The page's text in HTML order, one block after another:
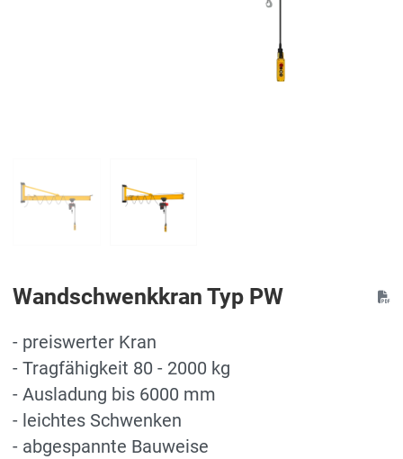
Wandschwenkkran Typ PW
- preiswerter Kran
- Tragfähigkeit 80 - 2000 kg
- Ausladung bis 6000 mm
- leichtes Schwenken
- abgespannte Bauweise